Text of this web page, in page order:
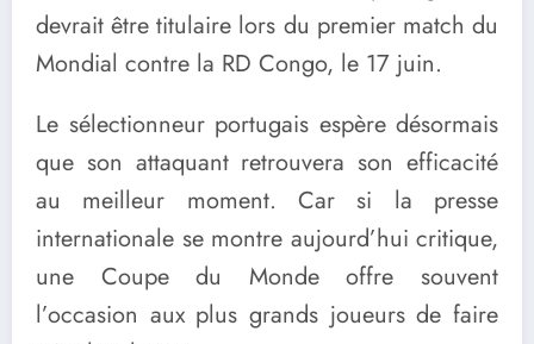
devrait être titulaire lors du premier match du
Mondial contre la RD Congo, le 17 juin.
Le sélectionneur portugais espère désormais
que son attaquant retrouvera son efficacité
au meilleur moment. Car si la presse
internationale se montre aujourd’hui critique,
une Coupe du Monde offre souvent
l’occasion aux plus grands joueurs de faire